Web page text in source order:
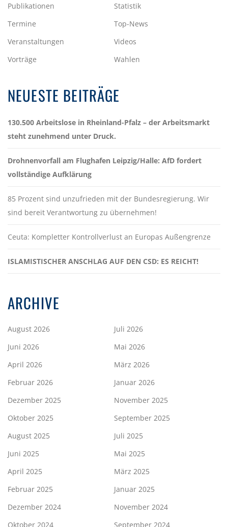
Publikationen
Statistik
Termine
Top-News
Veranstaltungen
Videos
Vorträge
Wahlen
NEUESTE BEITRÄGE
130.500 Arbeitslose in Rheinland-Pfalz – der Arbeitsmarkt
steht zunehmend unter Druck.
Drohnenvorfall am Flughafen Leipzig/Halle: AfD fordert
vollständige Aufklärung
85 Prozent sind unzufrieden mit der Bundesregierung. Wir
sind bereit Verantwortung zu übernehmen!
Ceuta: Kompletter Kontrollverlust an Europas Außengrenze
ISLAMISTISCHER ANSCHLAG AUF DEN CSD: ES REICHT!
ARCHIVE
August 2026
Juli 2026
Juni 2026
Mai 2026
April 2026
März 2026
Februar 2026
Januar 2026
Dezember 2025
November 2025
Oktober 2025
September 2025
August 2025
Juli 2025
Juni 2025
Mai 2025
April 2025
März 2025
Februar 2025
Januar 2025
Dezember 2024
November 2024
Oktober 2024
September 2024